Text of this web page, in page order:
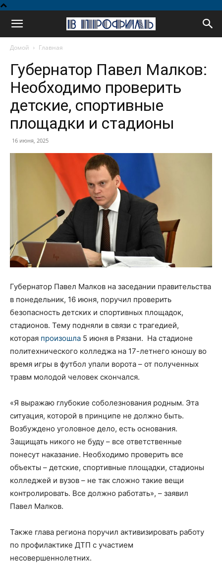
Домой Главная
Губернатор Павел Малков:
Необходимо проверить
детские, спортивные
площадки и стадионы
16 июня, 2025
Губернатор Павел Малков на заседании правительства
в понедельник, 16 июня, поручил проверить
безопасность детских и спортивных площадок,
стадионов. Тему подняли в связи с трагедией,
которая произошла 5 июня в Рязани. На стадионе
политехнического колледжа на 17-летнего юношу во
время игры в футбол упали ворота – от полученных
травм молодой человек скончался.
«Я выражаю глубокие соболезнования родным. Эта
ситуация, которой в принципе не должно быть.
Возбуждено уголовное дело, есть основания.
Защищать никого не буду – все ответственные
понесут наказание. Необходимо проверить все
объекты – детские, спортивные площадки, стадионы
колледжей и вузов – не так сложно такие вещи
контролировать. Все должно работать», – заявил
Павел Малков.
Также глава региона поручил активизировать работу
по профилактике ДТП с участием
несовершеннолетних.